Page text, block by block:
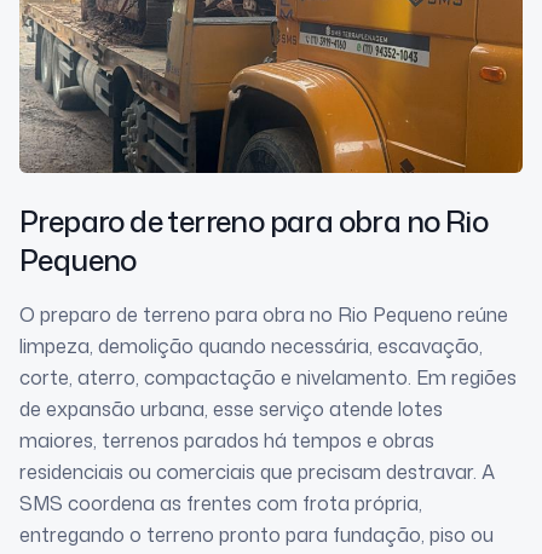
Preparo de terreno para obra no Rio
Pequeno
O preparo de terreno para obra no Rio Pequeno reúne
limpeza, demolição quando necessária, escavação,
corte, aterro, compactação e nivelamento. Em regiões
de expansão urbana, esse serviço atende lotes
maiores, terrenos parados há tempos e obras
residenciais ou comerciais que precisam destravar. A
SMS coordena as frentes com frota própria,
entregando o terreno pronto para fundação, piso ou